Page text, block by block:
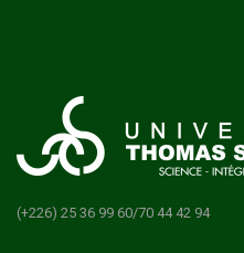
(+226) 25 36 99 60/70 44 42 94